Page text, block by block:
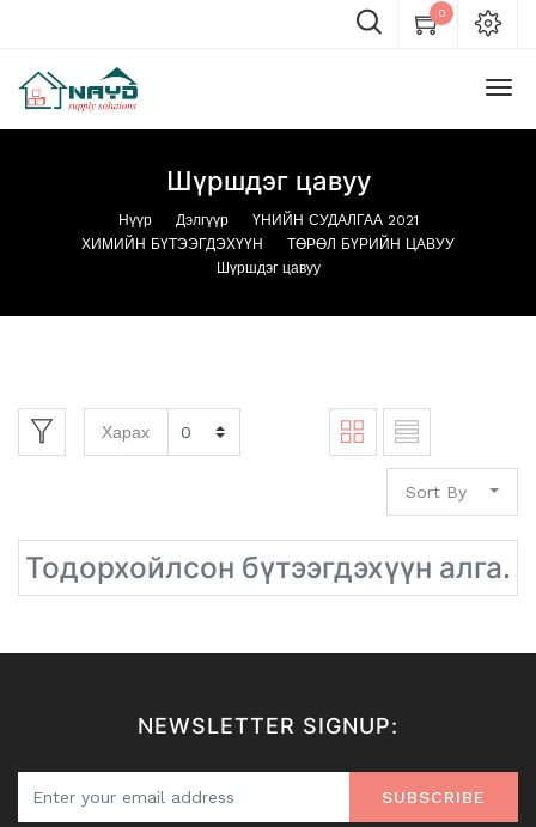
0
Шүршдэг цавуу
Нүүр Дэлгүүр
ҮНИЙН СУДАЛГАА 2021
ХИМИЙН БҮТЭЭГДЭХҮҮН
ТӨРӨЛ БҮРИЙН ЦАВУУ
Шүршдэг цавуу
Харах
Sort By
Тодорхойлсон бүтээгдэхүүн алга.
NEWSLETTER SIGNUP:
SUBSCRIBE